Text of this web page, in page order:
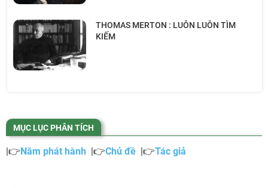
THOMAS MERTON : LUÔN LUÔN TÌM
KIẾM
MỤC LỤC PHÂN TÍCH
|👉 Năm phát hành |👉Chủ đề |👉Tác giả